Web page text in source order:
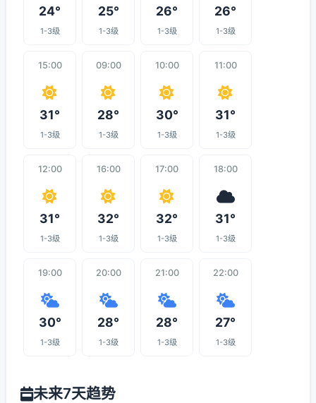
24°
1-3级
25°
1-3级
26°
1-3级
26°
1-3级
15:00
31°
1-3级
09:00
28°
1-3级
10:00
30°
1-3级
11:00
31°
1-3级
12:00
31°
1-3级
16:00
32°
1-3级
17:00
32°
1-3级
18:00
31°
1-3级
19:00
30°
1-3级
20:00
28°
1-3级
21:00
28°
1-3级
22:00
27°
1-3级
未来7天趋势